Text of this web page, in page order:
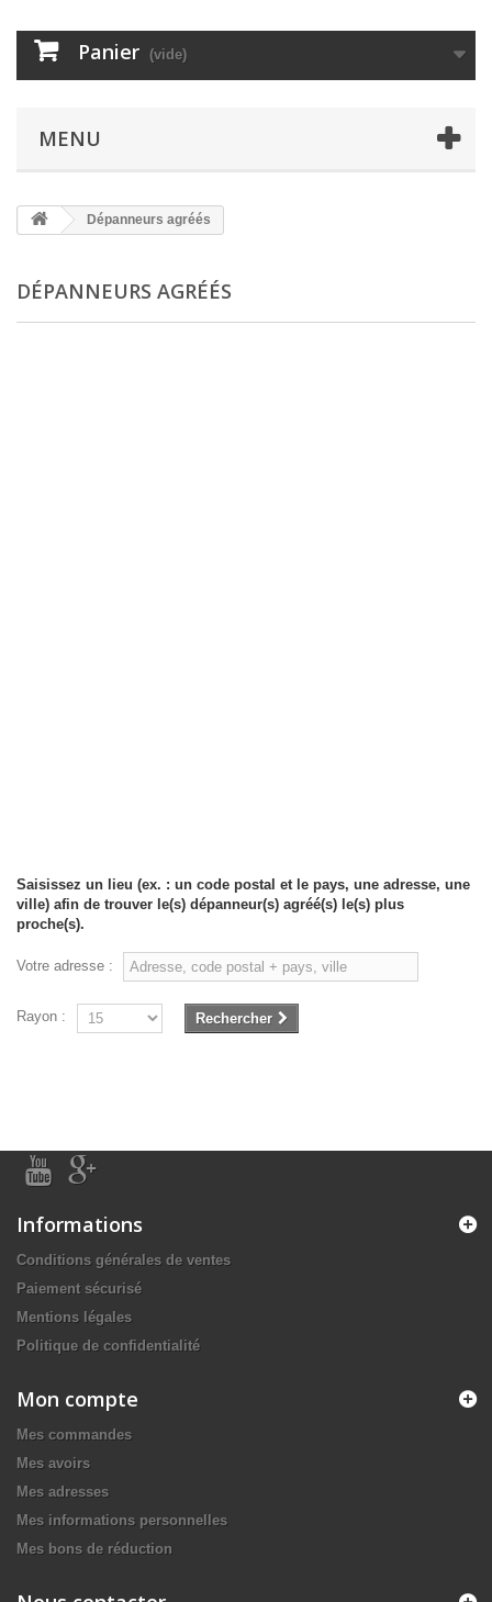
Panier (vide)
MENU
Dépanneurs agréés
DÉPANNEURS AGRÉÉS
Saisissez un lieu (ex. : un code postal et le pays, une adresse, une
ville) afin de trouver le(s) dépanneur(s) agréé(s) le(s) plus
proche(s).
Votre adresse :
Rayon : Rechercher
Informations
Conditions générales de ventes
Paiement sécurisé
Mentions légales
Politique de confidentialité
Mon compte
Mes commandes
Mes avoirs
Mes adresses
Mes informations personnelles
Mes bons de réduction